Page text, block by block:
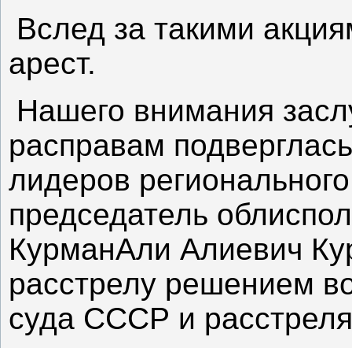
Вслед за такими
арест.
Нашего внимания
расправам
лидеров
председатель
КурманАли Алиевич
расстрелу решением
суда СССР и